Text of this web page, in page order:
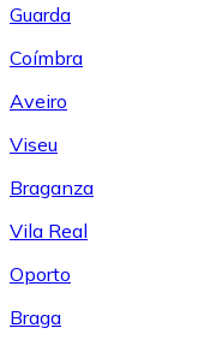
Guarda
Coímbra
Aveiro
Viseu
Braganza
Vila Real
Oporto
Braga